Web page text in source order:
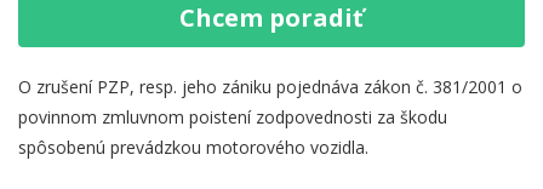
Chcem poradiť
O zrušení PZP, resp. jeho zániku pojednáva zákon č. 381/2001 o
povinnom zmluvnom poistení zodpovednosti za škodu
spôsobenú prevádzkou motorového vozidla.